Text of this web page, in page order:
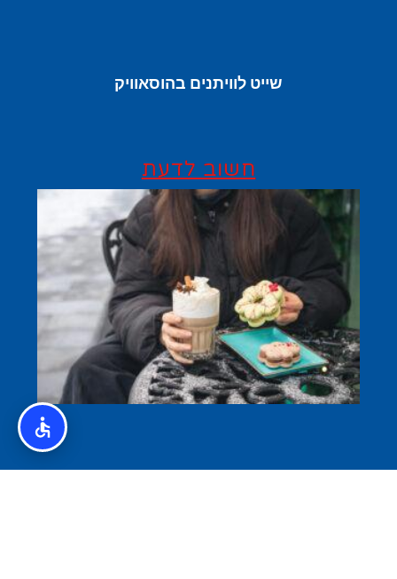
שייט לוויתנים בהוסאוויק
חשוב לדעת